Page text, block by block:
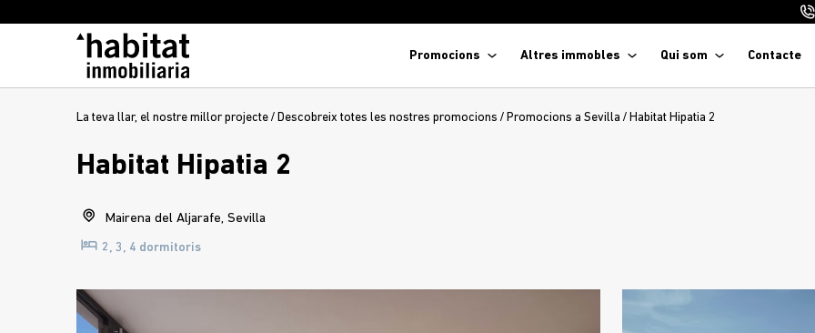
Promocions Altres immobles Qui som Contacte
La teva llar, el nostre millor projecte / Descobreix totes les nostres promocions / Promocions a Sevilla / Habitat Hipatia 2
Habitat Hipatia 2
Mairena del Aljarafe, Sevilla
2, 3, 4 dormitoris